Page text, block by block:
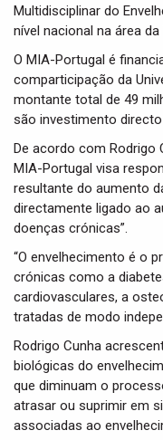
Multidisciplinar do
nível nacional na área
O MIA-Portugal é
comparticipação da
montante total de 49
são investimento directo
De acordo com Rodrigo
MIA-Portugal visa
resultante do aumento
directamente ligado ao
doenças crónicas”.
“O envelhecimento é o
crónicas como a
cardiovasculares, a
tratadas de modo
Rodrigo Cunha
biológicas do
que diminuam o
atrasar ou suprimir em
associadas ao